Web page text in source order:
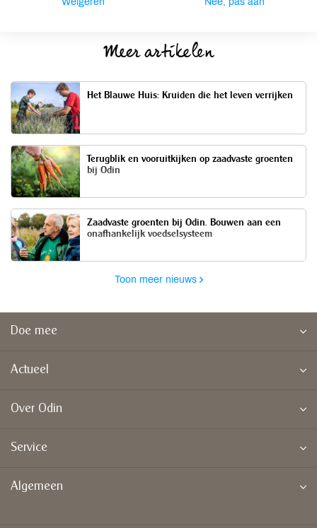
Meer artikelen
Het Blauwe Huis: Kruiden die het leven verrijken
Terugblik en vooruitkijken op zaadvaste groenten
bij Odin
Zaadvaste groenten bij Odin. Bouwen aan een
onafhankelijk voedselsysteem
Toon meer nieuws
Doe mee
Actueel
Over Odin
Service
Algemeen